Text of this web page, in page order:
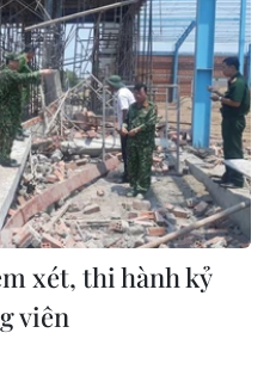
xét, thi hành kỷ
viên